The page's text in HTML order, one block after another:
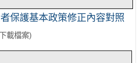
保護基本政策修正內容對照
載檔案)